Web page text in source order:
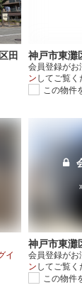
田
神戸市東灘
会員登録がお
ン してご覧く
この物件
イ
神戸市東灘
会員登録がお
ン してご覧く
この物件